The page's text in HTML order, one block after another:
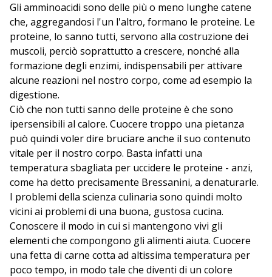
Gli amminoacidi sono delle più o meno lunghe catene
che, aggregandosi l'un l'altro, formano le proteine. Le
proteine, lo sanno tutti, servono alla costruzione dei
muscoli, perciò soprattutto a crescere, nonché alla
formazione degli enzimi, indispensabili per attivare
alcune reazioni nel nostro corpo, come ad esempio la
digestione.
Ciò che non tutti sanno delle proteine è che sono
ipersensibili al calore. Cuocere troppo una pietanza
può quindi voler dire bruciare anche il suo contenuto
vitale per il nostro corpo. Basta infatti una
temperatura sbagliata per uccidere le proteine - anzi,
come ha detto precisamente Bressanini, a denaturarle.
I problemi della scienza culinaria sono quindi molto
vicini ai problemi di una buona, gustosa cucina.
Conoscere il modo in cui si mantengono vivi gli
elementi che compongono gli alimenti aiuta. Cuocere
una fetta di carne cotta ad altissima temperatura per
poco tempo, in modo tale che diventi di un colore